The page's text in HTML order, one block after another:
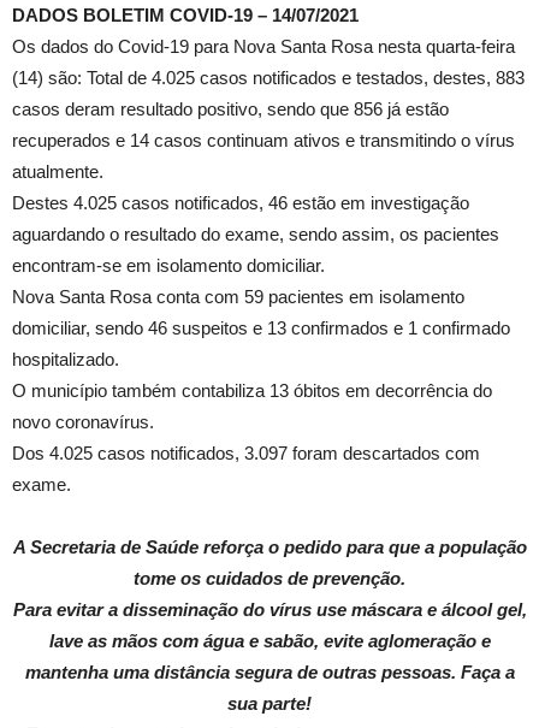
DADOS BOLETIM COVID-19 – 14/07/2021
Os dados do Covid-19 para Nova Santa Rosa nesta quarta-feira
(14) são: Total de 4.025 casos notificados e testados, destes, 883
casos deram resultado positivo, sendo que 856 já estão
recuperados e 14 casos continuam ativos e transmitindo o vírus
atualmente.
Destes 4.025 casos notificados, 46 estão em investigação
aguardando o resultado do exame, sendo assim, os pacientes
encontram-se em isolamento domiciliar.
Nova Santa Rosa conta com 59 pacientes em isolamento
domiciliar, sendo 46 suspeitos e 13 confirmados e 1 confirmado
hospitalizado.
O município também contabiliza 13 óbitos em decorrência do
novo coronavírus.
Dos 4.025 casos notificados, 3.097 foram descartados com
exame.
A Secretaria de Saúde reforça o pedido para que a população
tome os cuidados de prevenção.
Para evitar a disseminação do vírus use máscara e álcool gel,
lave as mãos com água e sabão, evite aglomeração e
mantenha uma distância segura de outras pessoas. Faça a
sua parte!